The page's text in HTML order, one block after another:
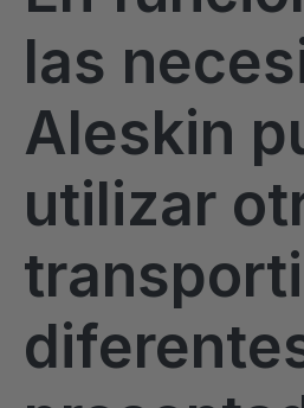
las
Aleskin
utilizar